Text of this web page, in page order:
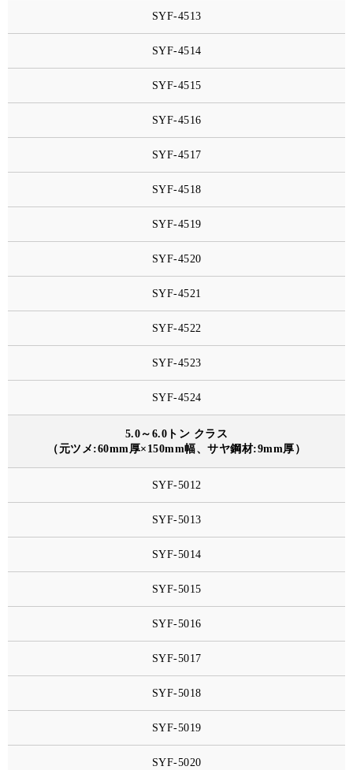
SYF-4513
SYF-4514
SYF-4515
SYF-4516
SYF-4517
SYF-4518
SYF-4519
SYF-4520
SYF-4521
SYF-4522
SYF-4523
SYF-4524
5.0～6.0トン クラス
（元ツメ:60mm厚×150mm幅、サヤ鋼材:9mm厚）
SYF-5012
SYF-5013
SYF-5014
SYF-5015
SYF-5016
SYF-5017
SYF-5018
SYF-5019
SYF-5020